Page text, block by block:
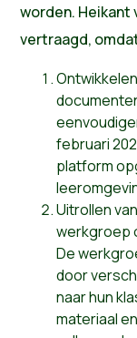
worden.
vertraagd,
februari
platform
Uitrollen
werkgroep
De
door
naar hun
materiaal